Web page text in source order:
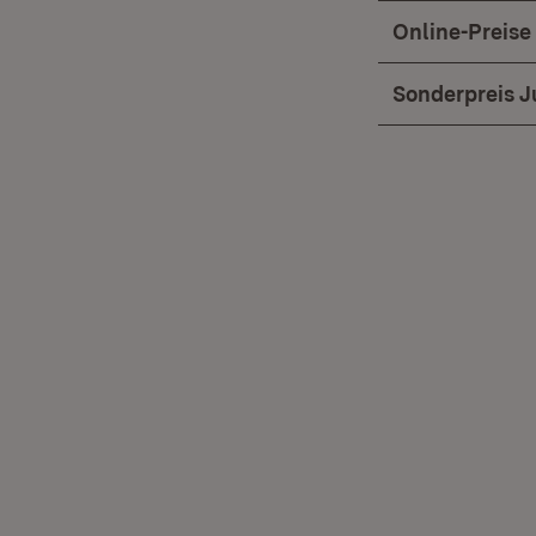
Online-Preise
Sonderpreis